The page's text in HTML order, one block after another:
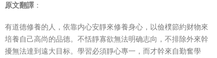
原文翻譯 ：
有道德修養的人，依靠内心安靜來修養身心，以儉樸節約财物來
培養自己高尚的品德。不恬靜寡欲無法明确志向，不排除外來幹
擾無法達到遠大目标。學習必須靜心專一，而才幹來自勤奮學